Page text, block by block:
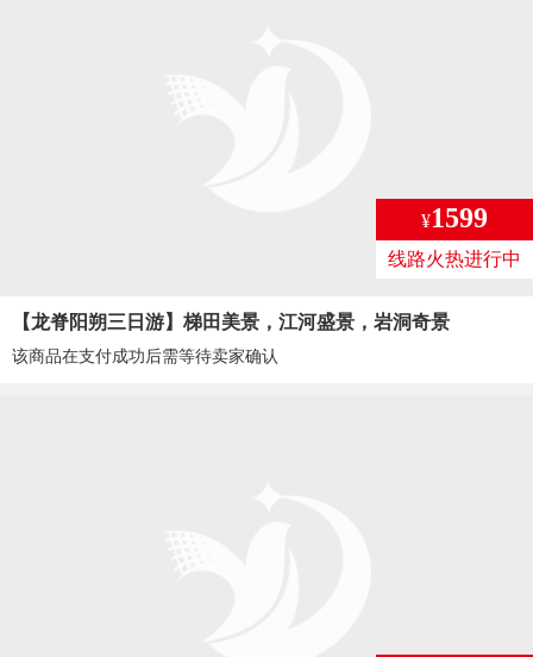
¥1599
线路火热进行中
【龙脊阳朔三日游】梯田美景，江河盛景，岩洞奇景
该商品在支付成功后需等待卖家确认